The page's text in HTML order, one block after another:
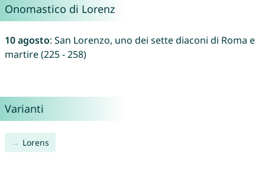
Onomastico di Lorenz
10 agosto: San Lorenzo, uno dei sette diaconi di Roma e
martire (225 - 258)
Varianti
Lorens